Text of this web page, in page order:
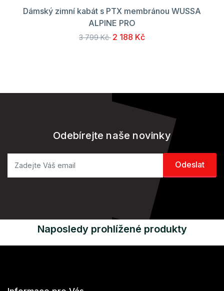
Dámský zimní kabát s PTX membránou WUSSA
ALPINE PRO
3 799 Kč 2 188 Kč
Odebírejte naše novinky
Naposledy prohlížené produkty